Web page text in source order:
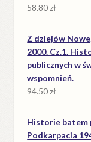
58.80zł
Z dziejów
2000. Cz.1.
publicznych w
wspomnień.
94.50zł
Historie batem
Podkarpacia